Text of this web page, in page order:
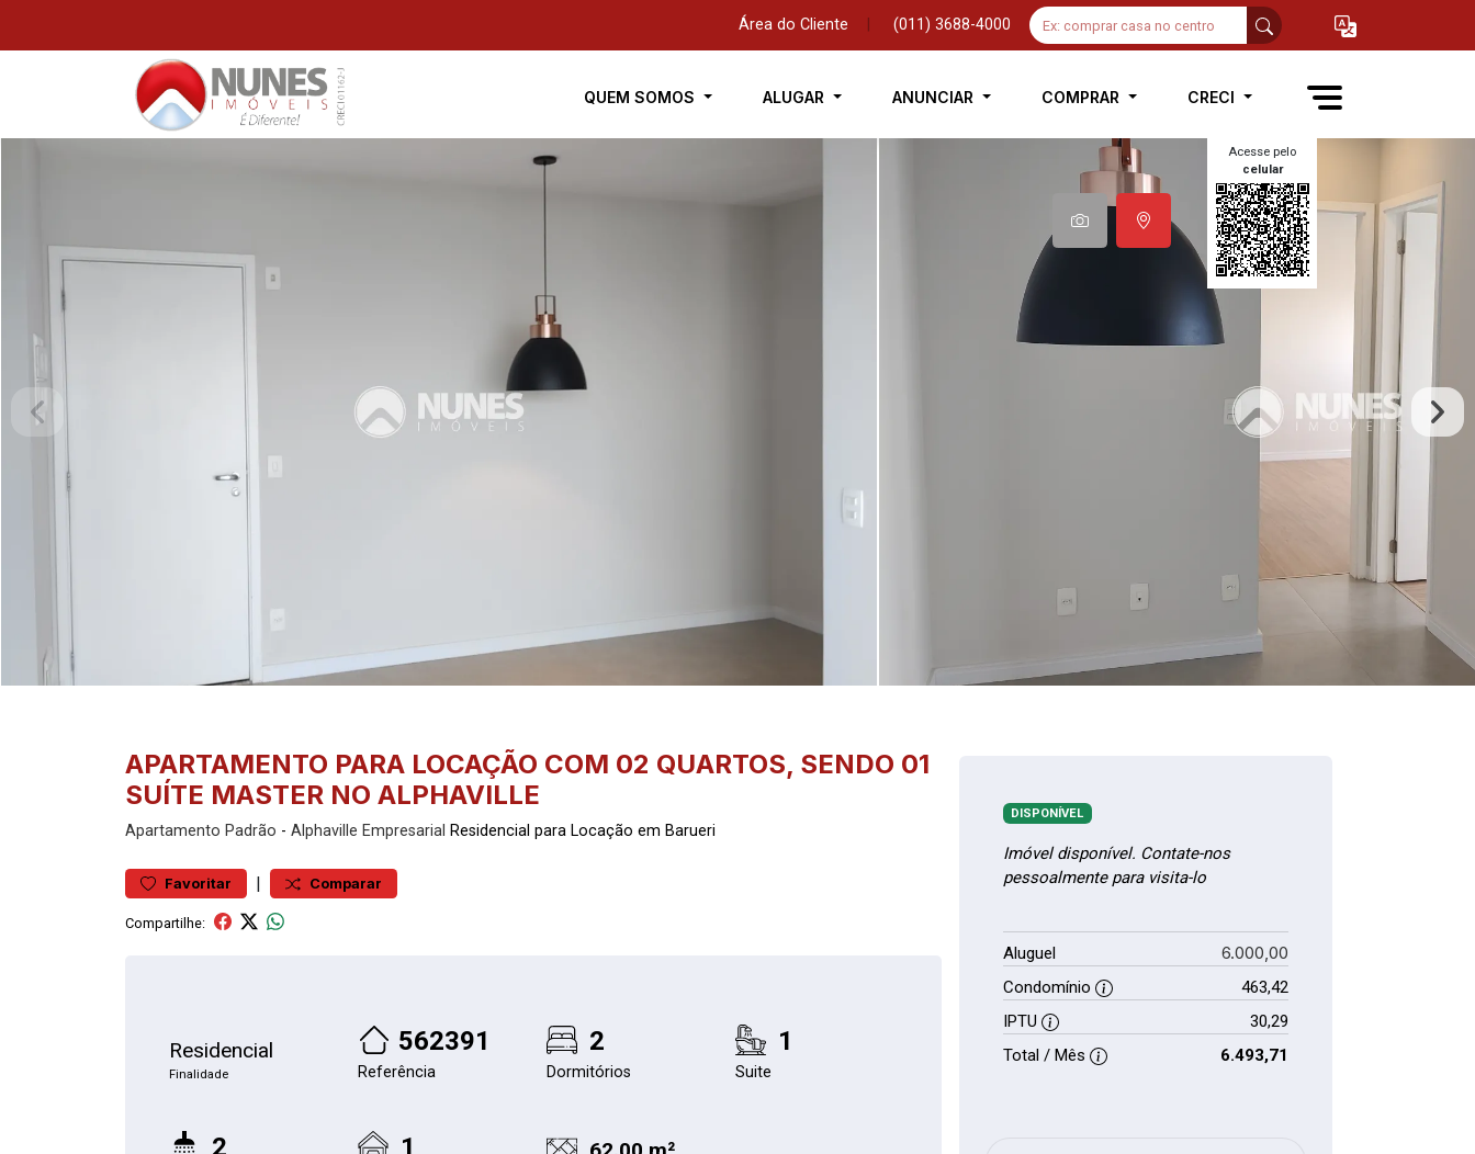
Área do Cliente (011) 3688-4000
QUEM SOMOS ALUGAR ANUNCIAR COMPRAR CRECI
Acesse pelo
celular
APARTAMENTO PARA LOCAÇÃO COM 02 QUARTOS, SENDO 01
SUÍTE MASTER NO ALPHAVILLE
Apartamento Padrão - Alphaville Empresarial Residencial para Locação em Barueri
Favoritar | Comparar
Compartilhe:
Residencial
Finalidade
562391
Referência
2
Dormitórios
1
Suite
2 1
DISPONÍVEL
Imóvel disponível. Contate-nos
pessoalmente para visita-lo
Aluguel 6.000,00
Condomínio
463,42
IPTU
30,29
Total / Mês
6.493,71